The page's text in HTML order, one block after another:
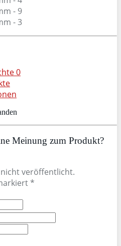
0
Meinung zum Produkt?
nicht veröffentlicht.
*